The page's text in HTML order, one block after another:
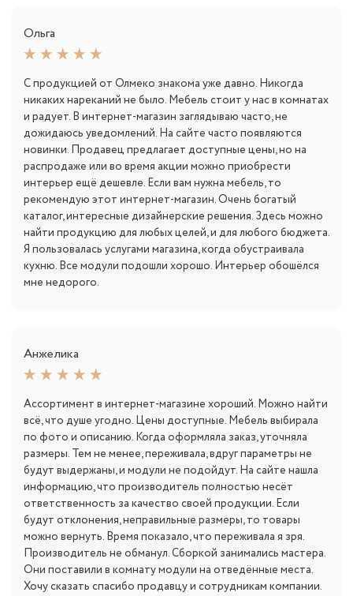
Ольга
С продукцией от Олмеко знакома уже давно. Никогда
никаких нареканий не было. Мебель стоит у нас в комнатах
и радует. В интернет-магазин заглядываю часто, не
дожидаюсь уведомлений. На сайте часто появляются
новинки. Продавец предлагает доступные цены, но на
распродаже или во время акции можно приобрести
интерьер ещё дешевле. Если вам нужна мебель, то
рекомендую этот интернет-магазин. Очень богатый
каталог, интересные дизайнерские решения. Здесь можно
найти продукцию для любых целей, и для любого бюджета.
Я пользовалась услугами магазина, когда обустраивала
кухню. Все модули подошли хорошо. Интерьер обошёлся
мне недорого.
Анжелика
Ассортимент в интернет-магазине хороший. Можно найти
всё, что душе угодно. Цены доступные. Мебель выбирала
по фото и описанию. Когда оформляла заказ, уточняла
размеры. Тем не менее, переживала, вдруг параметры не
будут выдержаны, и модули не подойдут. На сайте нашла
информацию, что производитель полностью несёт
ответственность за качество своей продукции. Если
будут отклонения, неправильные размеры, то товары
можно вернуть. Время показало, что переживала я зря.
Производитель не обманул. Сборкой занимались мастера.
Они поставили в комнату модули на отведённые места.
Хочу сказать спасибо продавцу и сотрудникам компании.